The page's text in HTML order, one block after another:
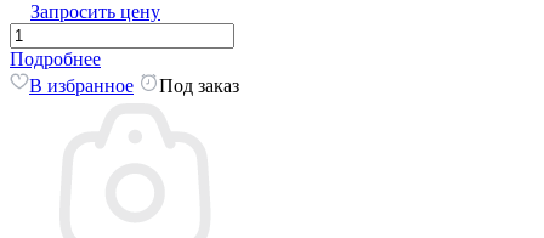
Запросить цену
Подробнее
В избранное
Под заказ